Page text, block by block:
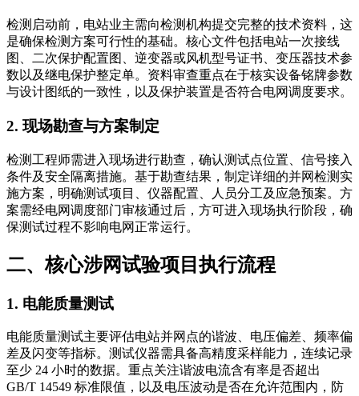
检测启动前，电站业主需向检测机构提交完整的技术资料，这
是确保检测方案可行性的基础。核心文件包括电站一次接线
图、二次保护配置图、逆变器或风机型号证书、变压器技术参
数以及继电保护整定单。资料审查重点在于核实设备铭牌参数
与设计图纸的一致性，以及保护装置是否符合电网调度要求。
2. 现场勘查与方案制定
检测工程师需进入现场进行勘查，确认测试点位置、信号接入
条件及安全隔离措施。基于勘查结果，制定详细的并网检测实
施方案，明确测试项目、仪器配置、人员分工及应急预案。方
案需经电网调度部门审核通过后，方可进入现场执行阶段，确
保测试过程不影响电网正常运行。
二、核心涉网试验项目执行流程
1. 电能质量测试
电能质量测试主要评估电站并网点的谐波、电压偏差、频率偏
差及闪变等指标。测试仪器需具备高精度采样能力，连续记录
至少 24 小时的数据。重点关注谐波电流含有率是否超出
GB/T 14549 标准限值，以及电压波动是否在允许范围内，防